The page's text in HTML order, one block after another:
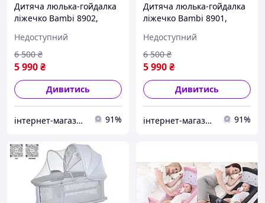
Дитяча люлька-гойдалка
ліжечко Bambi 8902,
сірий
Недоступний
5 990₴
6 500 ₴
Дивитись
інтернет-магазин товарів для дітей та всієї родини LITTLE STAR 91%
Дитяча люлька-гойдалка
ліжечко Bambi 8901,
Недоступний
5 990₴
6 500 ₴
Дивитись
інтернет-магазин товарів для дітей та всієї родини LITTLE STAR 91%